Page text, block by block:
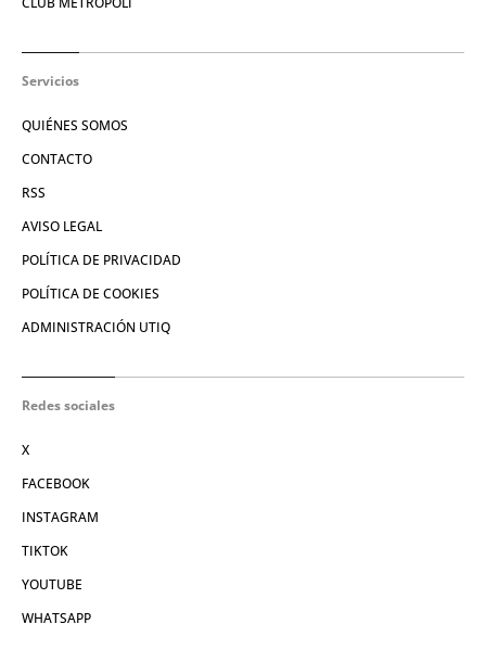
Servicios
QUIÉNES SOMOS
CONTACTO
RSS
AVISO LEGAL
POLÍTICA DE PRIVACIDAD
POLÍTICA DE COOKIES
ADMINISTRACIÓN UTIQ
Redes sociales
X
FACEBOOK
INSTAGRAM
TIKTOK
YOUTUBE
WHATSAPP